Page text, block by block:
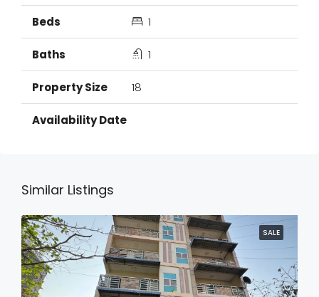
1
1
18
Similar Listings
SALE